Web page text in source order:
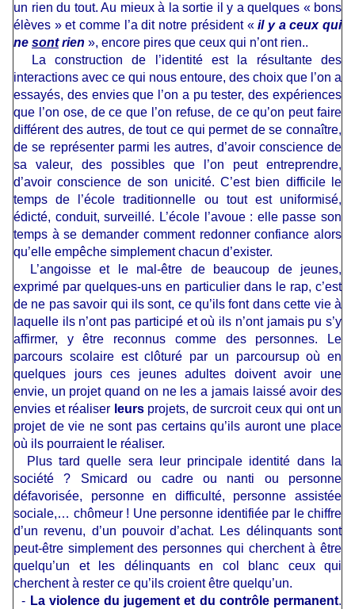
un rien du tout. Au mieux à la sortie il y a quelques « bons
élèves » et comme l’a dit notre président «il y a ceux qui
ne sontrien », encore pires que ceux qui n’ont rien..
La construction de l’identité est la résultante des
interactions avec ce qui nous entoure, des choix que l’on a
essayés, des envies que l’on a pu tester, des expériences
que l’on ose, de ce que l’on refuse, de ce qu’on peut faire
différent des autres, de tout ce qui permet de se connaître,
de se représenter parmi les autres, d’avoir conscience de
sa valeur, des possibles que l’on peut entreprendre,
d’avoir conscience de son unicité. C’est bien difficile le
temps de l’école traditionnelle ou tout est uniformisé,
édicté, conduit, surveillé. L’école l’avoue : elle passe son
temps à se demander comment redonner confiance alors
qu’elle empêche simplement chacun d’exister.
L’angoisse et le mal-être de beaucoup de jeunes,
exprimé par quelques-uns en particulier dans le rap, c’est
de ne pas savoir qui ils sont, ce qu’ils font dans cette vie à
laquelle ils n’ont pas participé et où ils n’ont jamais pu s’y
affirmer, y être reconnus comme des personnes. Le
parcours scolaire est clôturé par un parcoursup où en
quelques jours ces jeunes adultes doivent avoir une
envie, un projet quand on ne les a jamais laissé avoir des
envies et réaliser leursprojets, de surcroit ceux qui ont un
projet de vie ne sont pas certains qu’ils auront une place
où ils pourraient le réaliser.
Plus tard quelle sera leur principale identité dans la
société ? Smicard ou cadre ou nanti ou personne
défavorisée, personne en difficulté, personne assistée
sociale,… chômeur ! Une personne identifiée par le chiffre
d’un revenu, d’un pouvoir d’achat. Les délinquants sont
peut-être simplement des personnes qui cherchent à être
quelqu’un et les délinquants en col blanc ceux qui
cherchent à rester ce qu’ils croient être quelqu’un.
- La violence du jugement et du contrôle permanent.